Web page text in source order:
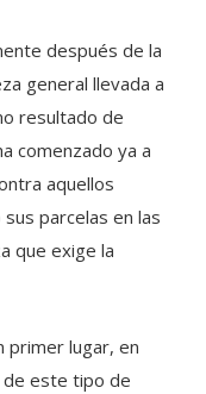
después de la
general llevada a
resultado de
comenzado ya a
aquellos
parcelas en las
que exige la
primer lugar, en
de este tipo de